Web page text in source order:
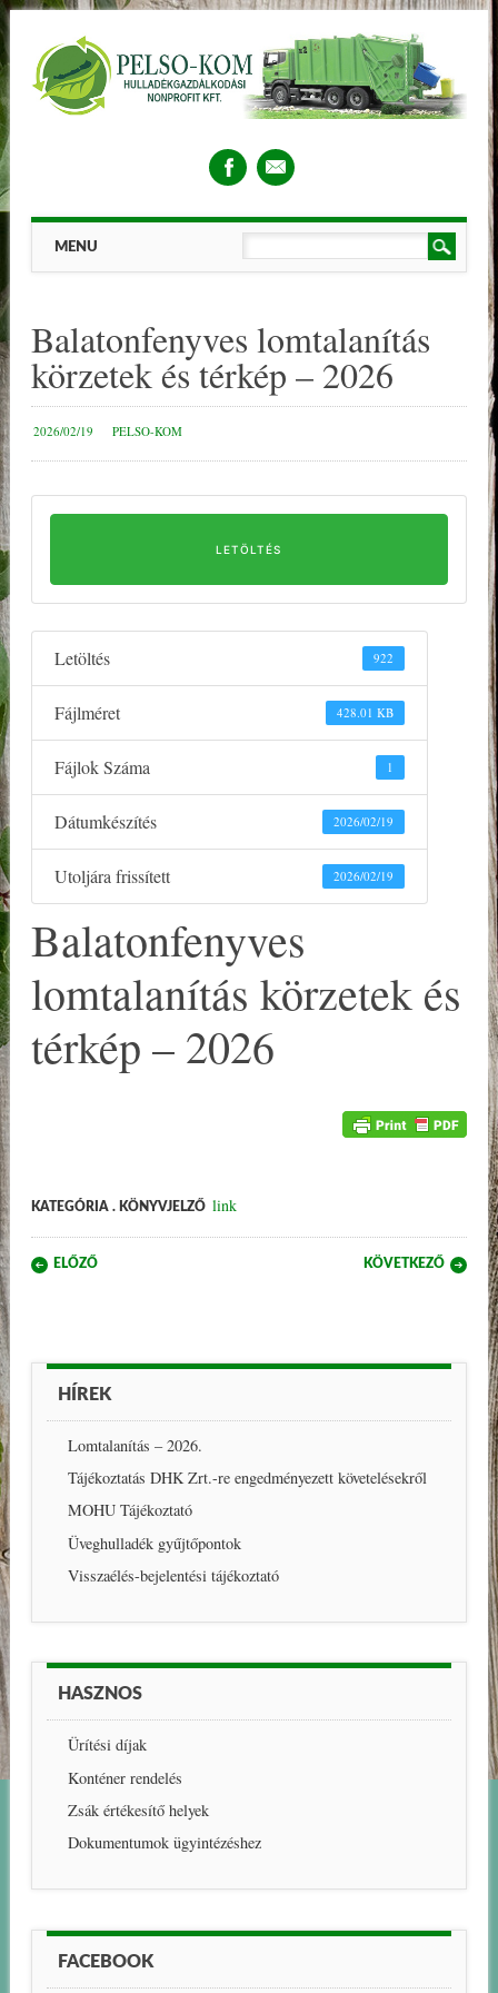
Main menu
MENU
Balatonfenyves lomtalanítás
körzetek és térkép – 2026
2026/02/19 PELSO-KOM
LETÖLTÉS
Letöltés 922
Fájlméret 428.01 KB
Fájlok Száma 1
Dátumkészítés 2026/02/19
Utoljára frissített 2026/02/19
Balatonfenyves
lomtalanítás körzetek és
térkép – 2026
KATEGÓRIA . KÖNYVJELZŐ link
Post navigation
ELŐZŐ KÖVETKEZŐ
HÍREK
Lomtalanítás – 2026.
Tájékoztatás DHK Zrt.-re engedményezett követelésekről
MOHU Tájékoztató
Üveghulladék gyűjtőpontok
Visszaélés-bejelentési tájékoztató
HASZNOS
Ürítési díjak
Konténer rendelés
Zsák értékesítő helyek
Dokumentumok ügyintézéshez
FACEBOOK